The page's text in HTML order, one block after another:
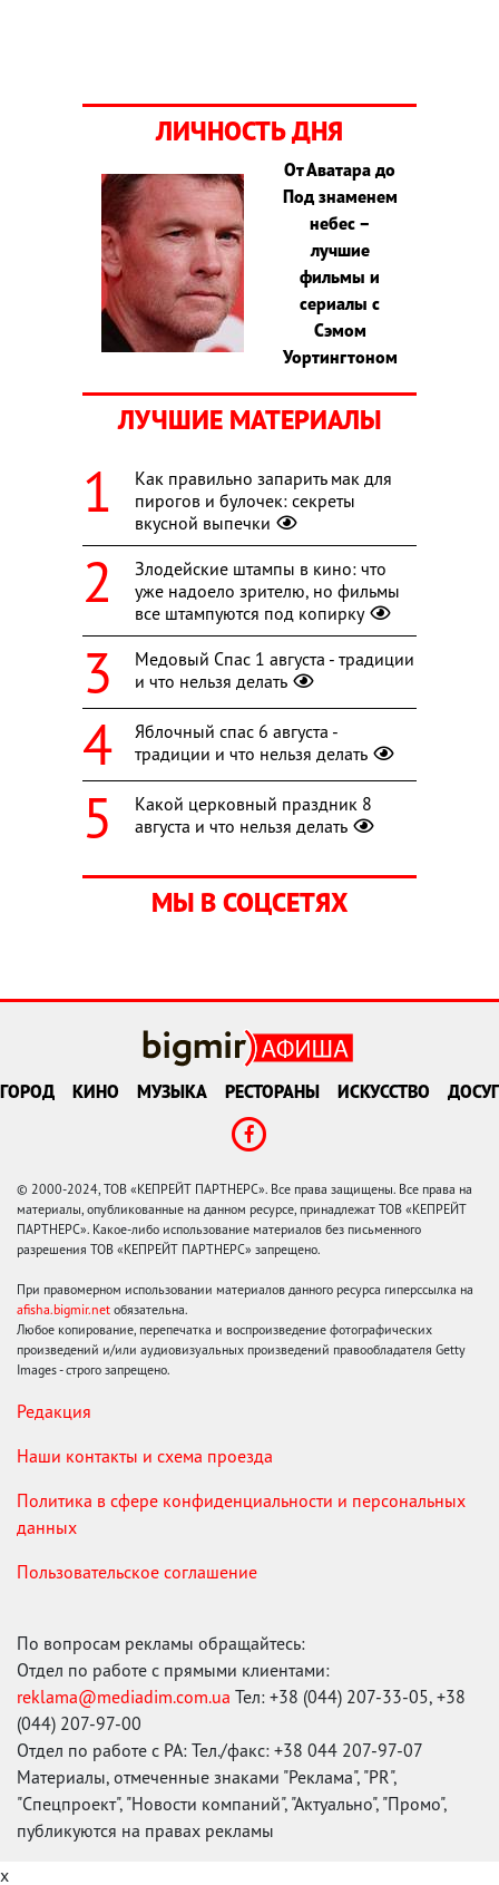
ЛИЧНОСТЬ ДНЯ
От Аватара до
Под знаменем
небес –
лучшие
фильмы и
сериалы с
Сэмом
Уортингтоном
ЛУЧШИЕ МАТЕРИАЛЫ
Как правильно запарить мак для
пирогов и булочек: секреты
вкусной выпечки
Злодейские штампы в кино: что
уже надоело зрителю, но фильмы
все штампуются под копирку
Медовый Спас 1 августа - традиции
и что нельзя делать
Яблочный спас 6 августа -
традиции и что нельзя делать
Какой церковный праздник 8
августа и что нельзя делать
МЫ В СОЦСЕТЯХ
ГОРОД КИНО МУЗЫКА РЕСТОРАНЫ ИСКУССТВО ДОСУГ
© 2000-2024, ТОВ «КЕПРЕЙТ ПАРТНЕРС». Все права защищены. Все права на
материалы, опубликованные на данном ресурсе, принадлежат ТОВ «КЕПРЕЙТ
ПАРТНЕРС». Какое-либо использование материалов без письменного
разрешения ТОВ «КЕПРЕЙТ ПАРТНЕРС» запрещено.
При правомерном использовании материалов данного ресурса гиперссылка на
afisha.bigmir.net обязательна.
Любое копирование, перепечатка и воспроизведение фотографических
произведений и/или аудиовизуальных произведений правообладателя Getty
Images - строго запрещено.
Редакция
Наши контакты и схема проезда
Политика в сфере конфиденциальности и персональных
данных
Пользовательское соглашение
По вопросам рекламы обращайтесь:
Отдел по работе с прямыми клиентами:
reklama@mediadim.com.ua Тел: +38 (044) 207-33-05, +38
(044) 207-97-00
Отдел по работе с РА: Тел./факс: +38 044 207-97-07
Материалы, отмеченные знаками "Реклама", "PR",
"Спецпроект", "Новости компаний", "Актуально", "Промо",
публикуются на правах рекламы
x